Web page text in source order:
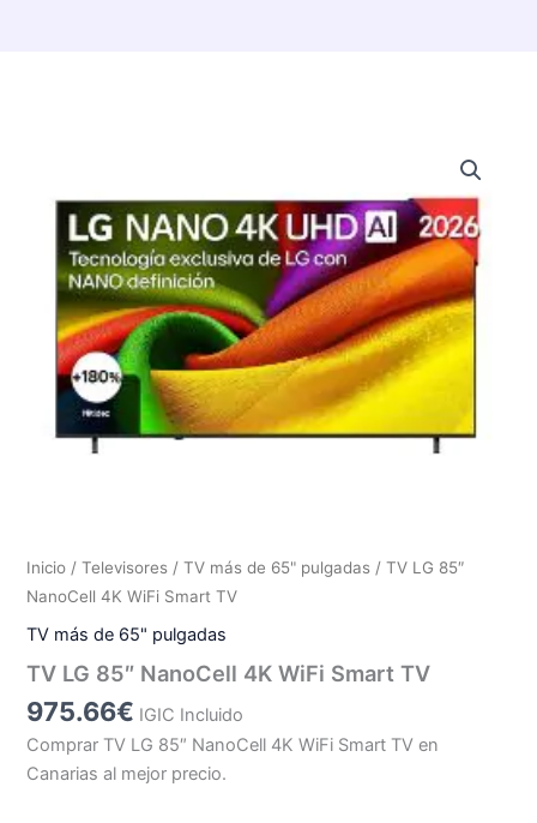
Inicio /Televisores /TV más de 65" pulgadas / TV LG 85″
NanoCell 4K WiFi Smart TV
TV más de 65" pulgadas
TV LG 85″ NanoCell 4K WiFi Smart TV
975.66€ IGIC Incluido
Comprar TV LG 85″ NanoCell 4K WiFi Smart TV en
Canarias al mejor precio.